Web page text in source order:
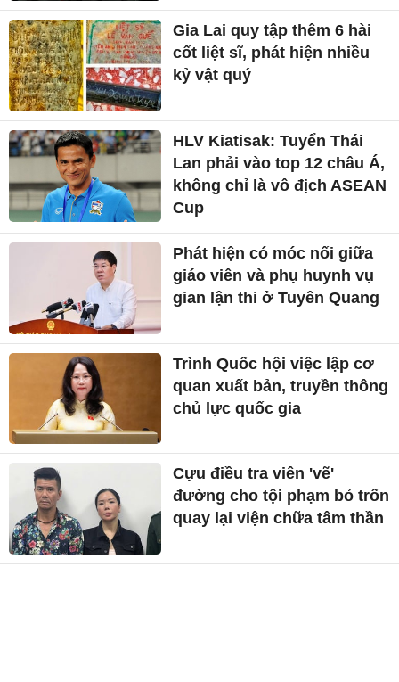
Gia Lai quy tập thêm 6 hài
cốt liệt sĩ, phát hiện nhiều
kỷ vật quý
HLV Kiatisak: Tuyển Thái
Lan phải vào top 12 châu Á,
không chỉ là vô địch ASEAN
Cup
Phát hiện có móc nối giữa
giáo viên và phụ huynh vụ
gian lận thi ở Tuyên Quang
Trình Quốc hội việc lập cơ
quan xuất bản, truyền thông
chủ lực quốc gia
Cựu điều tra viên 'vẽ'
đường cho tội phạm bỏ trốn
quay lại viện chữa tâm thần